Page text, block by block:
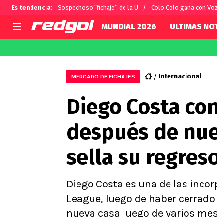
Es tendencia: Sospechoso “fichaje” de la U Colo Colo gana con
Selección Chilena
U de Chile
U Católica
Campeonato Nacional
Primera B
Segunda División
Copa Chile
Supercopa Chile
Campeonato Femenino
Fútbol
Alexis
Carlos
MUNDIAL 2026 ULTIMAS
MERCADO DE FICHAJES Internacional
Diego Costa
después de
sella su
Diego Costa es una de las
League, luego de haber
nueva casa luego de varios